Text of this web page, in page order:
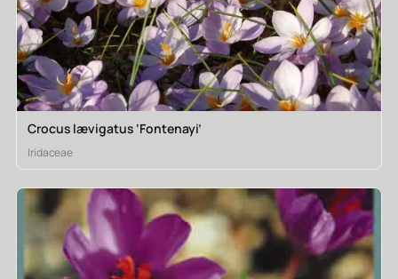
Crocus lævigatus ‘Fontenayi’
Iridaceae